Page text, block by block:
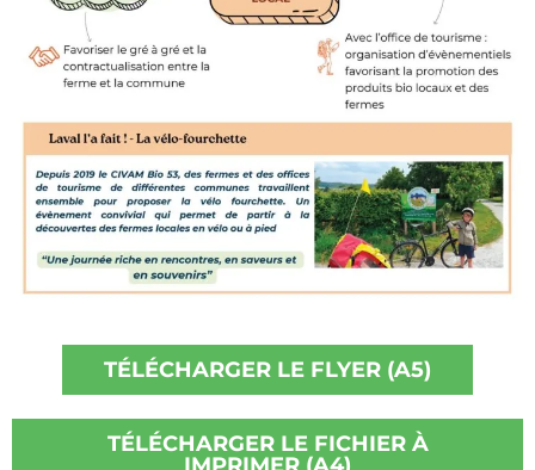
TÉLÉCHARGER LE FLYER (A5)
TÉLÉCHARGER LE FICHIER À
IMPRIMER (A4)